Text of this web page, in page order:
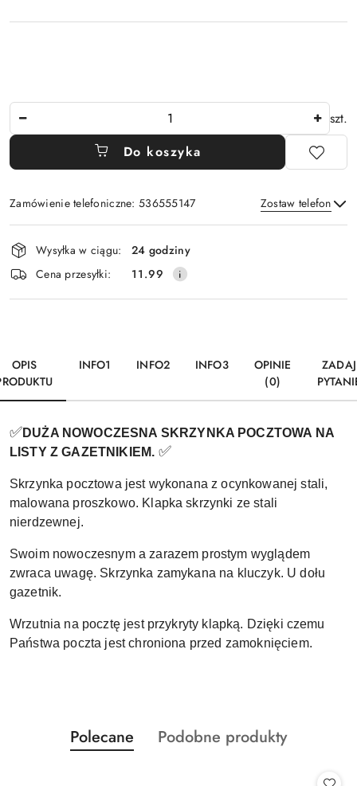
szt.
Do koszyka
Zamówienie telefoniczne: 536555147 Zostaw telefon
Wyślij
Dostępność
i
dostawa
Wysyłka w ciągu:
24 godziny
Cena przesyłki:
11.99
OPIS
INFO1 INFO2 INFO3
OPINIE
(0)
ZADAJ
✅DUŻA NOWOCZESNA SKRZYNKA POCZTOWA NA
LISTY Z GAZETNIKIEM. ✅
Skrzynka pocztowa jest wykonana z ocynkowanej stali,
malowana proszkowo. Klapka skrzynki ze stali
nierdzewnej.
Swoim nowoczesnym a zarazem prostym wyglądem
zwraca uwagę. Skrzynka zamykana na kluczyk. U dołu
gazetnik.
Wrzutnia na pocztę jest przykryty klapką. Dzięki czemu
Państwa poczta jest chroniona przed zamoknięciem.
Pomiń karuzelę produktów
Produkty
o
Polecane
Produkty
Podobne produkty